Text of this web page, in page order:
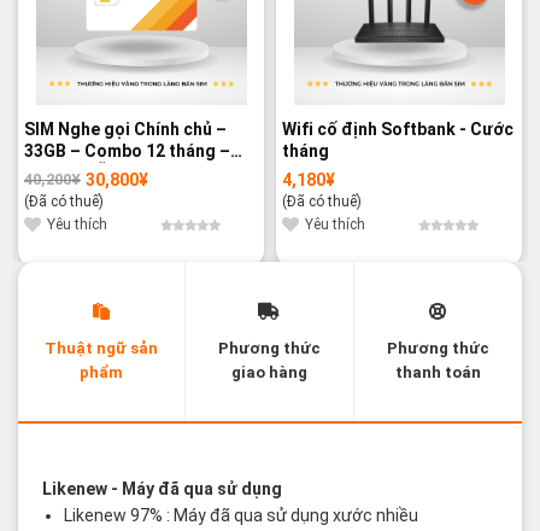
SIM Nghe gọi Chính chủ –
33GB – Combo 12 tháng –
GIÁ ƯU ĐÃI
40,200¥
Giá
gốc
là:
40,200¥.
30,800¥
Giá
hiện
tại
là:
30,800¥.
(Đã có thuế)
Yêu thích
Wifi cố định Softbank - Cước
tháng
4,180¥
(Đã có thuế)
Yêu thích
Thuật ngữ sản
phẩm
Phương thức
giao hàng
Phương thức
thanh toán
Likenew- Máy đã qua sử dụng
Likenew 97% : Máy đã qua sử dụng xước nhiều